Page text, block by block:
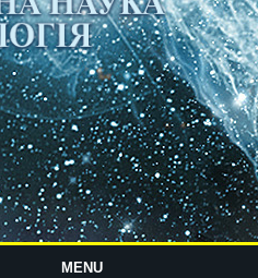
MENU